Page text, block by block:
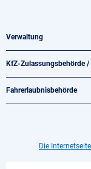
Verwaltung
KfZ-Zulassungsbehörde
Fahrerlaubnisbehörde
Die